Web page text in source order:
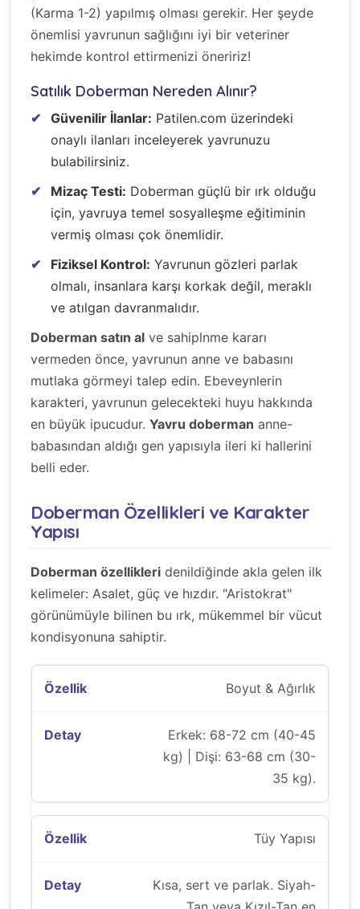
(Karma 1-2) yapılmış olması gerekir. Her şeyde
önemlisi yavrunun sağlığını iyi bir veteriner
hekimde kontrol ettirmenizi öneririz!
Satılık Doberman Nereden Alınır?
Güvenilir İlanlar: Patilen.com üzerindeki
onaylı ilanları inceleyerek yavrunuzu
bulabilirsiniz.
Mizaç Testi: Doberman güçlü bir ırk olduğu
için, yavruya temel sosyalleşme eğitiminin
vermiş olması çok önemlidir.
Fiziksel Kontrol: Yavrunun gözleri parlak
olmalı, insanlara karşı korkak değil, meraklı
ve atılgan davranmalıdır.
Doberman satın al ve sahiplnme kararı
vermeden önce, yavrunun anne ve babasını
mutlaka görmeyi talep edin. Ebeveynlerin
karakteri, yavrunun gelecekteki huyu hakkında
en büyük ipucudur. Yavru doberman anne-
babasından aldığı gen yapısıyla ileri ki hallerini
belli eder.
Doberman Özellikleri ve Karakter
Yapısı
Doberman özellikleri denildiğinde akla gelen ilk
kelimeler: Asalet, güç ve hızdır. "Aristokrat"
görünümüyle bilinen bu ırk, mükemmel bir vücut
kondisyonuna sahiptir.
Boyut & Ağırlık
Erkek: 68-72 cm (40-45
kg) | Dişi: 63-68 cm (30-
35 kg).
Tüy Yapısı
Kısa, sert ve parlak. Siyah-